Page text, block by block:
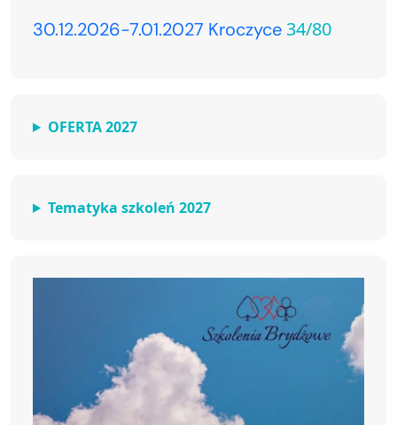
30.12.2026-7.01.2027 Kroczyce34/80
OFERTA 2027
Tematyka szkoleń 2027